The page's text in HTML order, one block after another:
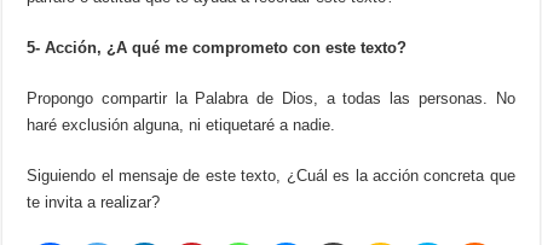
5- Acción, ¿A qué me comprometo con este texto?
Propongo compartir la Palabra de Dios, a todas las personas. No
haré exclusión alguna, ni etiquetaré a nadie.
Siguiendo el mensaje de este texto, ¿Cuál es la acción concreta que
te invita a realizar?